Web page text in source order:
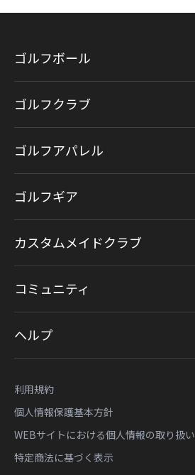
ゴルフボール
ゴルフクラブ
ゴルフアパレル
ゴルフギア
カスタムメイドクラブ
コミュニティ
ヘルプ
利用規約
個人情報保護基本方針
WEBサイトにおける個人情報の取り扱い
特定商法に基づく表示